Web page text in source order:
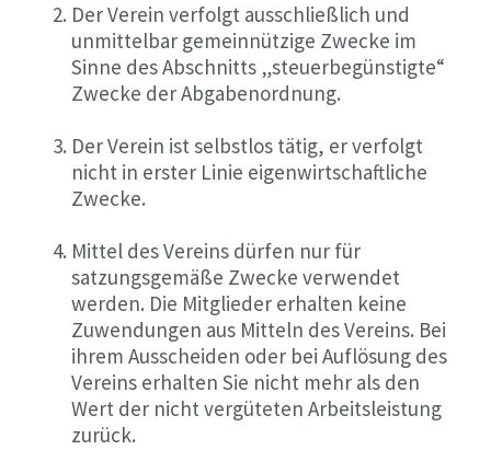
Der Verein verfolgt ausschließlich und
unmittelbar gemeinnützige Zwecke im
Sinne des Abschnitts „steuerbegünstigte“
Zwecke der Abgabenordnung.
Der Verein ist selbstlos tätig, er verfolgt
nicht in erster Linie eigenwirtschaftliche
Zwecke.
Mittel des Vereins dürfen nur für
satzungsgemäße Zwecke verwendet
werden. Die Mitglieder erhalten keine
Zuwendungen aus Mitteln des Vereins. Bei
ihrem Ausscheiden oder bei Auflösung des
Vereins erhalten Sie nicht mehr als den
Wert der nicht vergüteten Arbeitsleistung
zurück.